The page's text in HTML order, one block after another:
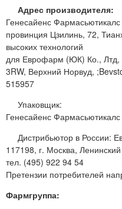
Адрес производителя:
Генесайенс
провинция Цзилинь, 72,
высоких технологий
для Еврофарм (ЮК) Ко., Лтд,
3RW, Верхний Норвуд,
515957
Упаковщик:
Генесайенс
Дистрибьютор в России:
117198, г. Москва,
тел. (495) 922 94 54
Претензии потребителей
Фармгруппа: